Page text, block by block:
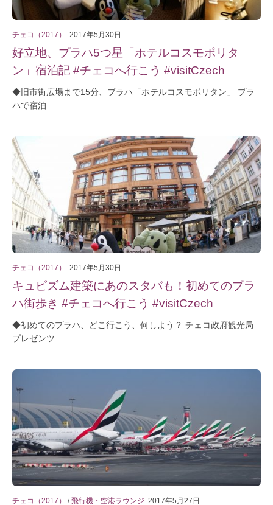
チェコ（2017） 2017年5月30日
好立地、プラハ5つ星「ホテルコスモポリタ
ン」宿泊記 #チェコへ行こう #visitCzech
◆旧市街広場まで15分、プラハ「ホテルコスモポリタン」 プラ
ハで宿泊...
チェコ（2017） 2017年5月30日
キュビズム建築にあのスタバも！初めてのプラ
ハ街歩き #チェコへ行こう #visitCzech
◆初めてのプラハ、どこ行こう、何しよう？ チェコ政府観光局
プレゼンツ...
チェコ（2017） /飛行機・空港ラウンジ 2017年5月27日